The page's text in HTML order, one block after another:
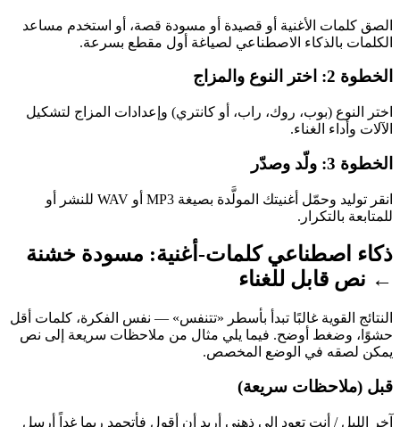
الصق كلمات الأغنية أو قصيدة أو مسودة قصة، أو استخدم مساعد
الكلمات بالذكاء الاصطناعي لصياغة أول مقطع بسرعة.
الخطوة 2: اختر النوع والمزاج
اختر النوع (بوب، روك، راب، أو كانتري) وإعدادات المزاج لتشكيل
الآلات وأداء الغناء.
الخطوة 3: ولّد وصدّر
انقر توليد وحمّل أغنيتك المولَّدة بصيغة MP3 أو WAV للنشر أو
للمتابعة بالتكرار.
ذكاء اصطناعي كلمات-أغنية: مسودة خشنة
← نص قابل للغناء
النتائج القوية غالبًا تبدأ بأسطر «تتنفس» — نفس الفكرة، كلمات أقل
حشوًا، وضغط أوضح. فيما يلي مثال من ملاحظات سريعة إلى نص
يمكن لصقه في الوضع المخصص.
قبل (ملاحظات سريعة)
آخر الليل / أنت تعود إلى ذهني أريد أن أقول فأتجمد ربما غداً أرسل